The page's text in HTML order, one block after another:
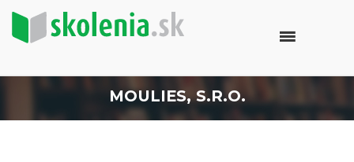
MOULIES, S.R.O.